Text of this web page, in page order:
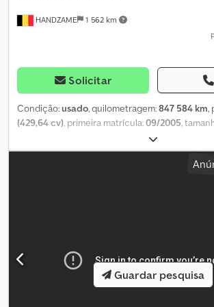
HANDZAME 1 562 km
Solicitar
Condição:usado, quilometragem:847 584 km,
(429,64 cv), primeira matrícula:09/2005,
, configuração de eixo:
3 900 mm, cor:branco, cabina do condutor:
, classe de
315/80/r22,5; rodagem dupla Tração: roda
Dedpsxx Tfbsfx Ah Heck Peso bruto total:
motor: MAN Marca da carroçaria: ANG = Outras
Guardar pesquisa